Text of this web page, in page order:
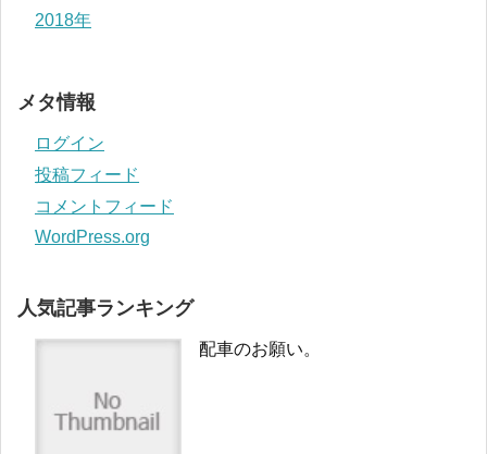
2018年
メタ情報
ログイン
投稿フィード
コメントフィード
WordPress.org
人気記事ランキング
配車のお願い。